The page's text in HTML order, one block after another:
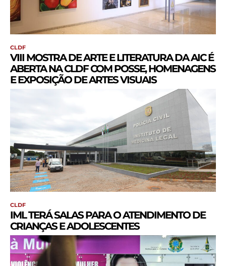
CLDF
VIII MOSTRA DE ARTE E LITERATURA DA AIC É
ABERTA NA CLDF COM POSSE, HOMENAGENS
E EXPOSIÇÃO DE ARTES VISUAIS
CLDF
IML TERÁ SALAS PARA O ATENDIMENTO DE
CRIANÇAS E ADOLESCENTES